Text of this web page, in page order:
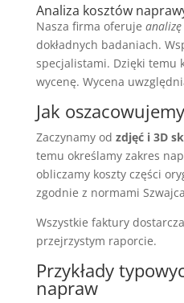
Analiza kosztów
Nasza firma oferuje
dokładnych badaniach.
specjalistami. Dzięki temu
wycenę. Wycena
Jak
Zaczynamy od zdjęć i 3D
temu określamy zakres
obliczamy koszty części
zgodnie z normami
Wszystkie faktury
przejrzystym raporcie.
Przykłady
napraw